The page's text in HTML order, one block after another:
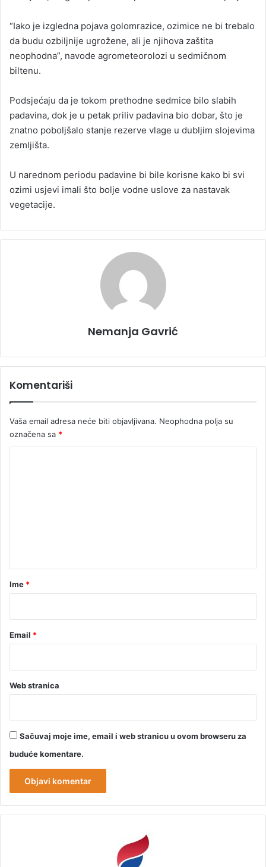
“Iako je izgledna pojava golomrazice, ozimice ne bi trebalo
da budu ozbiljnije ugrožene, ali je njihova zaštita
neophodna”, navode agrometeorolozi u sedmičnom
biltenu.
Podsjećaju da je tokom prethodne sedmice bilo slabih
padavina, dok je u petak priliv padavina bio dobar, što je
znatno poboljšalo stanje rezerve vlage u dubljim slojevima
zemljišta.
U narednom periodu padavine bi bile korisne kako bi svi
ozimi usjevi imali što bolje vodne uslove za nastavak
vegetacije.
Nemanja Gavrić
Komentariši
Vaša email adresa neće biti objavljivana. Neophodna polja su
označena sa *
rIme *
Email *
Web stranica
Sačuvaj moje ime, email i web stranicu u ovom browseru za
buduće komentare.